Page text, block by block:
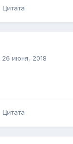
Цитата
26 июня, 2018
Цитата